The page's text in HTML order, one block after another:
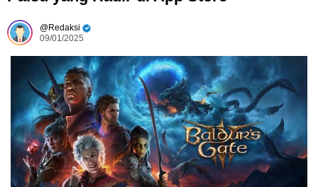
Redaksi
09/01/2025